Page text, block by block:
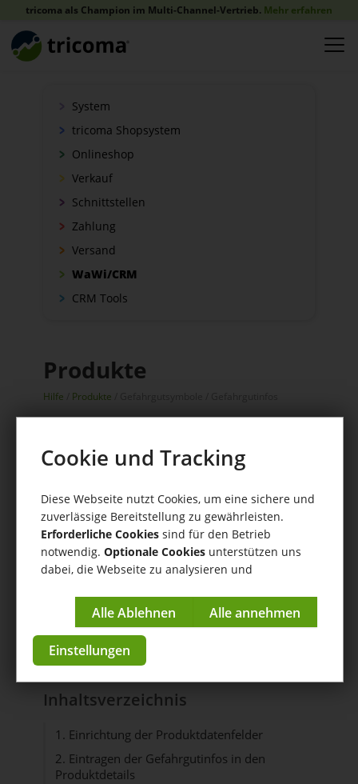
tricoma als Champion im Multi-Channel-Vertrieb. Mehr erfahren
System
tricoma Shopsystem
Onlineshop
Verkauf
Schnittstellen
Zahlung
Versand
WaWi/CRM
CRM Tools
Produkte
Hilfe Produkte
zur App im Store
Inhaltsverzeichnis
1. Einrichtung der Produktdatenfelder
2. Eintragen der Gefahrgutinfos in den
Produktdetails
Cookie und Tracking
Diese Webseite nutzt Cookies, um eine sichere und
zuverlässige Bereitstellung zu gewährleisten.
Erforderliche Cookies sind für den Betrieb
notwendig. Optionale Cookies unterstützen uns
dabei, die Webseite zu analysieren und
Impressum| Datenschutzerklärung
Einstellungen